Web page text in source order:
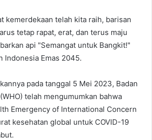
kemerdekaan telah kita raih, barisan
tetap rapat, erat, dan terus maju
api "Semangat untuk Bangkit!"
Indonesia Emas 2045.
pada tanggal 5 Mei 2023, Badan
telah mengumumkan bahwa
Emergency of International Concern
kesehatan global untuk COVID-19